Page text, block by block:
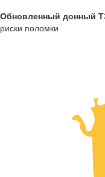
Обновленный донный
риски поломки